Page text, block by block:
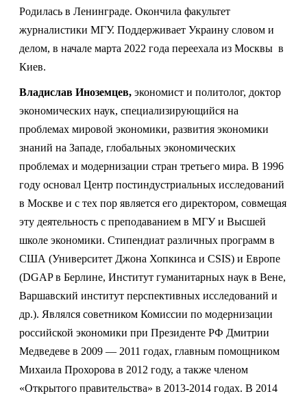
Родилась в Ленинграде. Окончила факультет
журналистики МГУ. Поддерживает Украину словом и
делом, в начале марта 2022 года переехала из Москвы в
Киев.
Владислав Иноземцев, экономист и политолог, доктор
экономических наук, специализирующийся на
проблемах мировой экономики, развития экономики
знаний на Западе, глобальных экономических
проблемах и модернизации стран третьего мира. В 1996
году основал Центр постиндустриальных исследований
в Москве и с тех пор является его директором, совмещая
эту деятельность с преподаванием в МГУ и Высшей
школе экономики. Стипендиат различных программ в
США (Университет Джона Хопкинса и CSIS) и Европе
(DGAP в Берлине, Институт гуманитарных наук в Вене,
Варшавский институт перспективных исследований и
др.). Являлся советником Комиссии по модернизации
российской экономики при Президенте РФ Дмитрии
Медведеве в 2009 — 2011 годах, главным помощником
Михаила Прохорова в 2012 году, а также членом
«Открытого правительства» в 2013-2014 годах. В 2014